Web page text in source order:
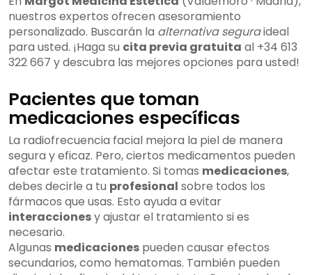
nuestros expertos ofrecen asesoramiento
personalizado. Buscarán la alternativa seguraideal
para usted. ¡Haga su cita previa gratuita al +34 613
322 667 y descubra las mejores opciones para usted!
Pacientes que toman
medicaciones específicas
La radiofrecuencia facial mejora la piel de manera
segura y eficaz. Pero, ciertos medicamentos pueden
afectar este tratamiento. Si tomas medicaciones,
debes decirle a tu profesional sobre todos los
fármacos que usas. Esto ayuda a evitar
interaccionesy ajustar el tratamiento si es
necesario.
Algunas medicaciones pueden causar efectos
secundarios, como hematomas. También pueden